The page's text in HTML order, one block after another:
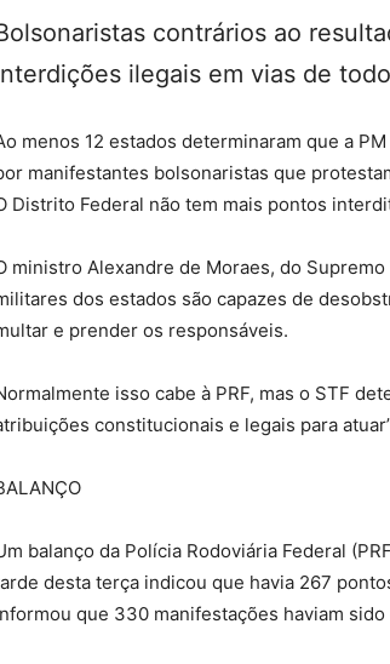
contrários ao
ilegais em vias de
menos 12 estados determinaram que a
manifestantes bolsonaristas que
Distrito Federal não tem mais pontos
ministro Alexandre de Moraes, do
dos estados são capazes de
e prender os responsáveis.
isso cabe à PRF, mas o STF
constitucionais e legais para
balanço da Polícia Rodoviária Federal
desta terça indicou que havia 267
que 330 manifestações haviam